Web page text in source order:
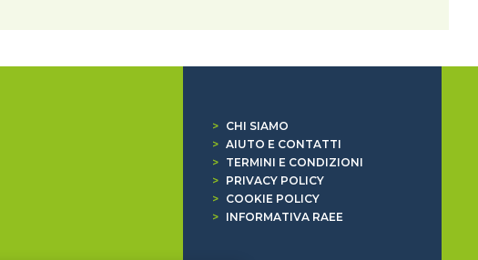
>
CHI SIAMO
> AIUTO E CONTATTI
>
TERMINI E CONDIZIONI
>
PRIVACY POLICY
>
COOKIE POLICY
>
INFORMATIVA RAEE